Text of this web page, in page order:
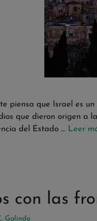
piensa que Israel es
que dieron origen a
del Estado … Leer
con las
Galindo